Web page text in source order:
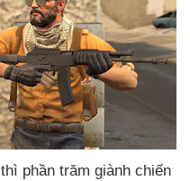
thì phần trăm giành chiến